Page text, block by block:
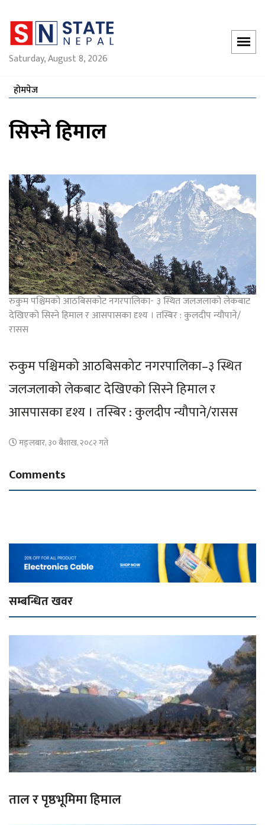
Saturday, August 8, 2026
होमपेज
सिस्ने हिमाल
रुकुम पश्चिमको आठबिसकोट नगरपालिका- ३ स्थित जलजलाको लेकबाट
देखिएको सिस्ने हिमाल र आसपासका दृश्य । तस्बिर : कुलदीप न्यौपाने/
रासस
रुकुम पश्चिमको आठबिसकोट नगरपालिका–३ स्थित
जलजलाको लेकबाट देखिएको सिस्ने हिमाल र
आसपासका दृश्य । तस्बिर : कुलदीप न्यौपाने/रासस
मङ्लबार, ३० बैशाख, २०८२ गते
Comments
सम्बन्धित खवर
ताल र पृष्ठभूमिमा हिमाल